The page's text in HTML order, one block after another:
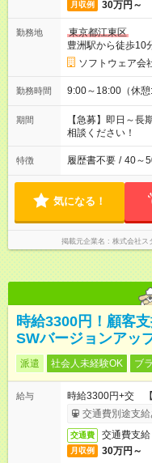
月収例 30万円～
勤務地
東京都江東区
豊洲駅から徒歩10
ソフトウェア会
勤務時間 9:00～18:00（休憩
期間
【急募】即日～
相談ください！
特徴 履歴書不要 / 40～
気になる！
掲載元企業名 株式会社ス
時給3300円！顧客
SWバージョンアッ
派遣 社会人未経験OK ブ
給与
時給3300円+交
交通費別途支給
交通費 交通費支給
月収例 30万円～